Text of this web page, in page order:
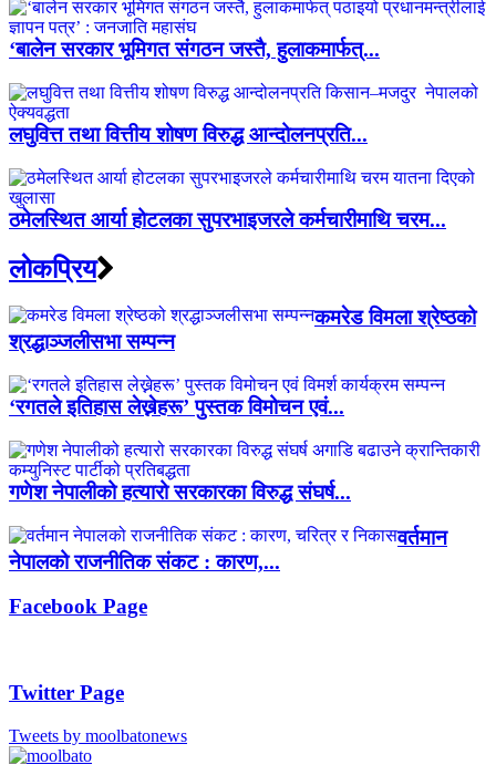
‘बालेन सरकार भूमिगत संगठन जस्तै, हुलाकमार्फत्...
लघुवित्त तथा वित्तीय शोषण विरुद्ध आन्दोलनप्रति...
ठमेलस्थित आर्या होटलका सुपरभाइजरले कर्मचारीमाथि चरम...
लाेकप्रिय
कमरेड विमला श्रेष्ठको
श्रद्धाञ्जलीसभा सम्पन्न
‘रगतले इतिहास लेख्नेहरू’ पुस्तक विमोचन एवं...
गणेश नेपालीको हत्यारो सरकारका विरुद्ध संघर्ष...
वर्तमान
नेपालको राजनीतिक संकट : कारण,...
Facebook Page
Twitter Page
Tweets by moolbatonews